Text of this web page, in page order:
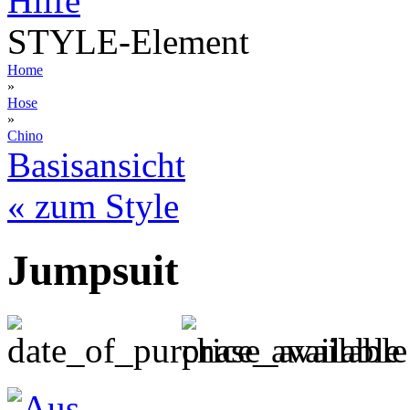
STYLE-Element
Home
»
Hose
»
Chino
Basisansicht
« zum Style
Jumpsuit